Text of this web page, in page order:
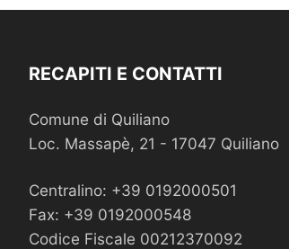
RECAPITI E CONTATTI
Comune di Quiliano
Loc. Massapè, 21 - 17047 Quiliano
Centralino: +39 0192000501
Fax: +39 0192000548
Codice Fiscale 00212370092